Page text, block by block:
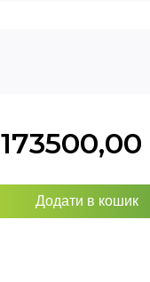
173500,00
Додати в кошик